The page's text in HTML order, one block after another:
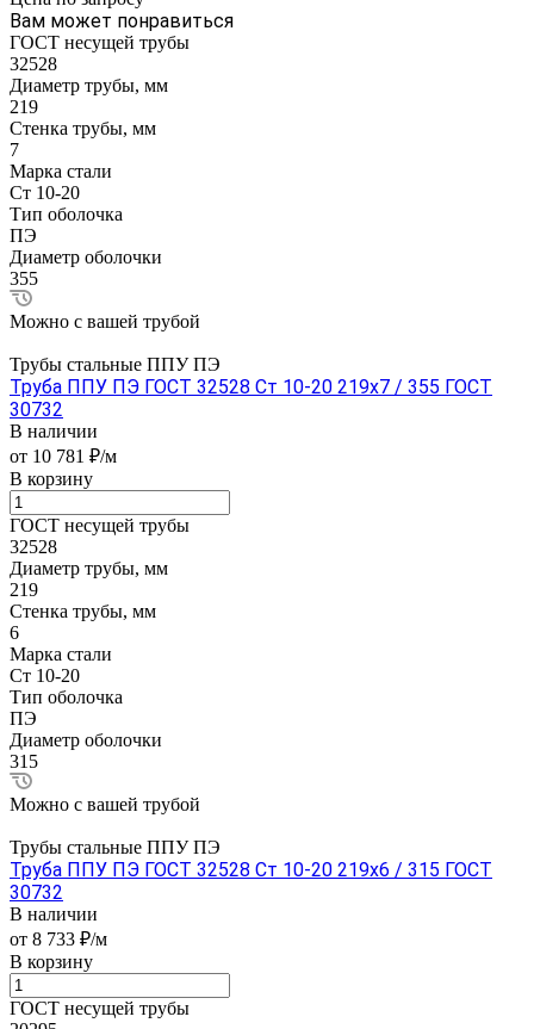
Вам может понравиться
ГОСТ несущей трубы
32528
Диаметр трубы, мм
219
Стенка трубы, мм
7
Марка стали
Ст 10-20
Тип оболочка
ПЭ
Диаметр оболочки
355
Можно с вашей трубой
Трубы стальные ППУ ПЭ
Труба ППУ ПЭ ГОСТ 32528 Ст 10-20 219x7 / 355 ГОСТ
30732
В наличии
от 10 781 ₽/м
В корзину
ГОСТ несущей трубы
32528
Диаметр трубы, мм
219
Стенка трубы, мм
6
Марка стали
Ст 10-20
Тип оболочка
ПЭ
Диаметр оболочки
315
Можно с вашей трубой
Трубы стальные ППУ ПЭ
Труба ППУ ПЭ ГОСТ 32528 Ст 10-20 219x6 / 315 ГОСТ
30732
В наличии
от 8 733 ₽/м
В корзину
ГОСТ несущей трубы